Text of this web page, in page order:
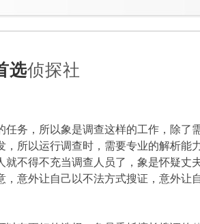
选侦探社
任务，所以象是调查这样的工作，除
所以运行调查时，需要专业的解析
不得不充当调查人员了，象是怀疑丈
意外让自己以不法方式搜证，意外